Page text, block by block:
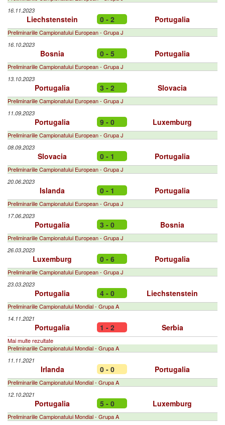
16.11.2023
Liechstenstein 0 - 2 Portugalia
Preliminariile Campionatului European - Grupa J
16.10.2023
Bosnia 0 - 5 Portugalia
Preliminariile Campionatului European - Grupa J
13.10.2023
Portugalia 3 - 2 Slovacia
Preliminariile Campionatului European - Grupa J
11.09.2023
Portugalia 9 - 0 Luxemburg
Preliminariile Campionatului European - Grupa J
08.09.2023
Slovacia 0 - 1 Portugalia
Preliminariile Campionatului European - Grupa J
20.06.2023
Islanda 0 - 1 Portugalia
Preliminariile Campionatului European - Grupa J
17.06.2023
Portugalia 3 - 0 Bosnia
Preliminariile Campionatului European - Grupa J
26.03.2023
Luxemburg 0 - 6 Portugalia
Preliminariile Campionatului European - Grupa J
23.03.2023
Portugalia 4 - 0 Liechstenstein
Preliminariile Campionatului Mondial - Grupa A
14.11.2021
Portugalia 1 - 2 Serbia
Mai multe rezultate
Preliminariile Campionatului Mondial - Grupa A
11.11.2021
Irlanda 0 - 0 Portugalia
Preliminariile Campionatului Mondial - Grupa A
12.10.2021
Portugalia 5 - 0 Luxemburg
Preliminariile Campionatului Mondial - Grupa A